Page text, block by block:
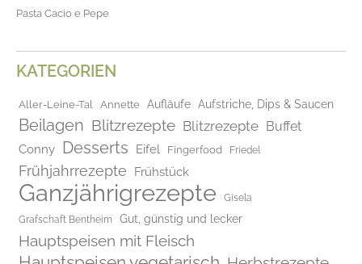
Pasta Cacio e Pepe
KATEGORIEN
Aller-Leine-Tal Annette Aufläufe Aufstriche, Dips & Saucen
Beilagen Blitzrezepte Blitzrezepte Buffet
Conny Desserts Eifel Fingerfood Friedel
Frühjahrrezepte Frühstück
Ganzjährigrezepte
Gisela
Grafschaft Bentheim
Gut, günstig und lecker
Hauptspeisen mit Fleisch